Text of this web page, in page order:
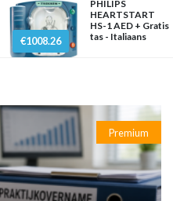
€1008.26
PHILIPS
HEARTSTART
HS-1 AED + Gratis
tas - Italiaans
Premium